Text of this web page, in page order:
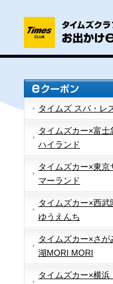
タイムズ スパ・レ
タイムズカー×富士
ハイランド
タイムズカー×東京
マーランド
タイムズカー×西武
ゆうえんち
タイムズカー×さが
湖MORI MORI
タイムズカー×横浜